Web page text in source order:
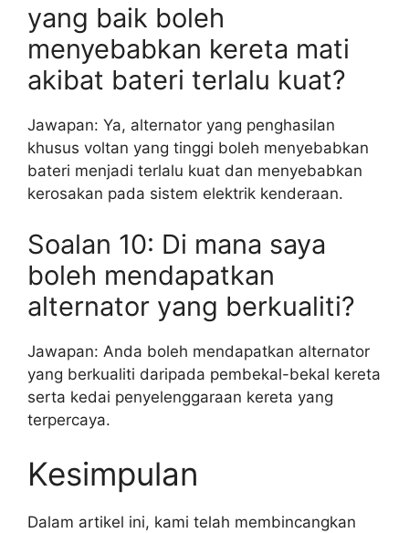
yang baik boleh
menyebabkan kereta mati
akibat bateri terlalu kuat?
Jawapan: Ya, alternator yang penghasilan
khusus voltan yang tinggi boleh menyebabkan
bateri menjadi terlalu kuat dan menyebabkan
kerosakan pada sistem elektrik kenderaan.
Soalan 10: Di mana saya
boleh mendapatkan
alternator yang berkualiti?
Jawapan: Anda boleh mendapatkan alternator
yang berkualiti daripada pembekal-bekal kereta
serta kedai penyelenggaraan kereta yang
terpercaya.
Kesimpulan
Dalam artikel ini, kami telah membincangkan